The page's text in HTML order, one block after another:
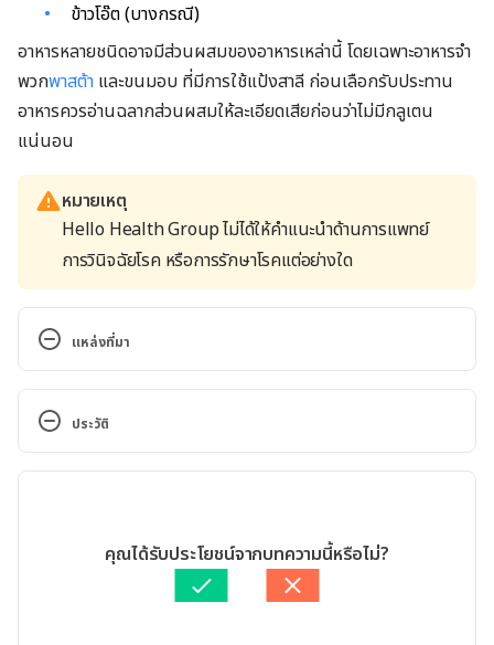
ข้าวโอ๊ต (บางกรณี)
อาหารหลายชนิดอาจมีส่วนผสมของอาหารเหล่านี้ โดยเฉพาะอาหารจำ
พวกพาสต้า และขนมอบ ที่มีการใช้แป้งสาลี ก่อนเลือกรับประทาน
อาหารควรอ่านฉลากส่วนผสมให้ละเอียดเสียก่อนว่าไม่มีกลูเตน
แน่นอน
หมายเหตุ
Hello Health Group ไม่ได้ให้คำแนะนำด้านการแพทย์
การวินิจฉัยโรค หรือการรักษาโรคแต่อย่างใด
แหล่งที่มา
Gluten Sensitivity: Fact or Fad?
https://www.webmd.com/diet/news/20120220/glut
en-sensitivity-fact-or-fad#1 Accessed on June 12,
https://medlineplus.gov/glutensensitivity.html.
Accessed October 30, 2021.
ประวัติ
เขียนโดย ออมสิน แสนล้อม
ตรวจสอบความถูกต้องของข้อมูลโดยพลอย วงษ์วิไล
พลอย วงษ์วิไล
คุณได้รับประโยชน์จากบทความนี้หรือไม่?